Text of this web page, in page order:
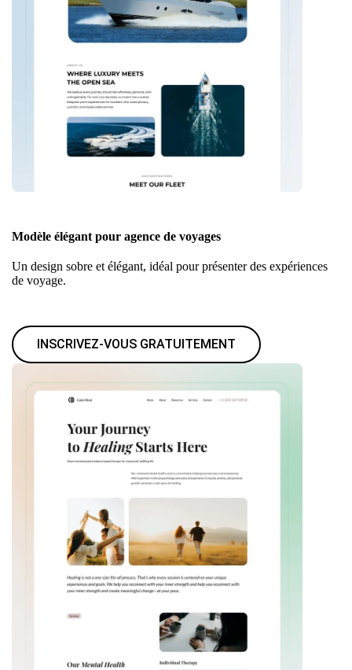
Modèle élégant pour agence de voyages
Un design sobre et élégant, idéal pour présenter des expériences
de voyage.
INSCRIVEZ-VOUS GRATUITEMENT